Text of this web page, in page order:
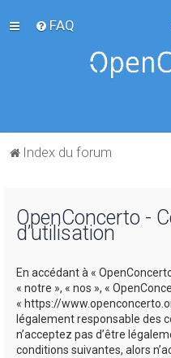
FAQ
Index du forum
OpenConcerto -
d’utilisation
En accédant à «
« notre », « nos », «
« https://
légalement responsable des
n’acceptez pas d’être
conditions suivantes, alors